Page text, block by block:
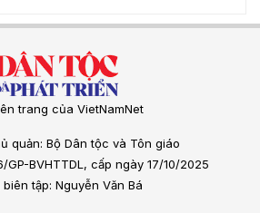
trang của VietNamNet
quản: Bộ Dân tộc và Tôn giáo
GP-BVHTTDL, cấp ngày 17/10/2025
biên tập: Nguyễn Văn Bá